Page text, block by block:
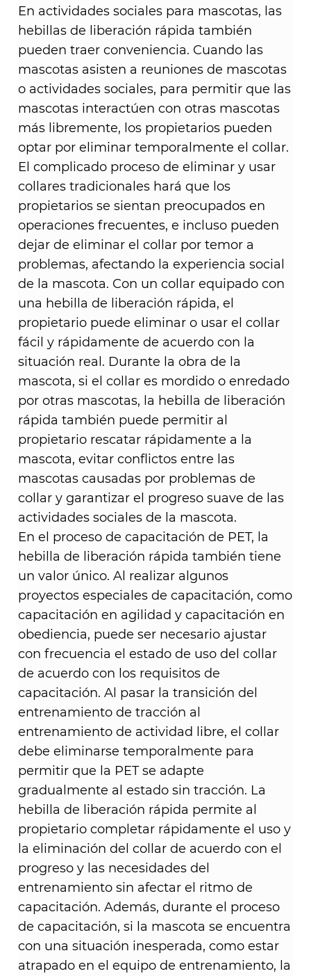
En actividades sociales para mascotas, las
hebillas de liberación rápida también
pueden traer conveniencia. Cuando las
mascotas asisten a reuniones de mascotas
o actividades sociales, para permitir que las
mascotas interactúen con otras mascotas
más libremente, los propietarios pueden
optar por eliminar temporalmente el collar.
El complicado proceso de eliminar y usar
collares tradicionales hará que los
propietarios se sientan preocupados en
operaciones frecuentes, e incluso pueden
dejar de eliminar el collar por temor a
problemas, afectando la experiencia social
de la mascota. Con un collar equipado con
una hebilla de liberación rápida, el
propietario puede eliminar o usar el collar
fácil y rápidamente de acuerdo con la
situación real. Durante la obra de la
mascota, si el collar es mordido o enredado
por otras mascotas, la hebilla de liberación
rápida también puede permitir al
propietario rescatar rápidamente a la
mascota, evitar conflictos entre las
mascotas causadas por problemas de
collar y garantizar el progreso suave de las
actividades sociales de la mascota. ​
En el proceso de capacitación de PET, la
hebilla de liberación rápida también tiene
un valor único. Al realizar algunos
proyectos especiales de capacitación, como
capacitación en agilidad y capacitación en
obediencia, puede ser necesario ajustar
con frecuencia el estado de uso del collar
de acuerdo con los requisitos de
capacitación. Al pasar la transición del
entrenamiento de tracción al
entrenamiento de actividad libre, el collar
debe eliminarse temporalmente para
permitir que la PET se adapte
gradualmente al estado sin tracción. La
hebilla de liberación rápida permite al
propietario completar rápidamente el uso y
la eliminación del collar de acuerdo con el
progreso y las necesidades del
entrenamiento sin afectar el ritmo de
capacitación. Además, durante el proceso
de capacitación, si la mascota se encuentra
con una situación inesperada, como estar
atrapado en el equipo de entrenamiento, la